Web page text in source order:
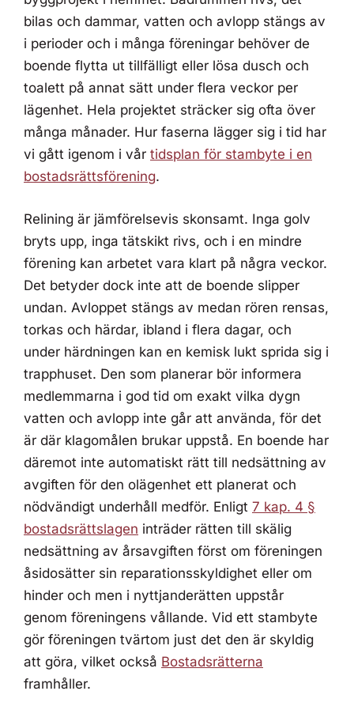
bilas och dammar, vatten och avlopp stängs av
i perioder och i många föreningar behöver de
boende flytta ut tillfälligt eller lösa dusch och
toalett på annat sätt under flera veckor per
lägenhet. Hela projektet sträcker sig ofta över
många månader. Hur faserna lägger sig i tid har
vi gått igenom i vår tidsplan för stambyte i en
bostadsrättsförening.
Relining är jämförelsevis skonsamt. Inga golv
bryts upp, inga tätskikt rivs, och i en mindre
förening kan arbetet vara klart på några veckor.
Det betyder dock inte att de boende slipper
undan. Avloppet stängs av medan rören rensas,
torkas och härdar, ibland i flera dagar, och
under härdningen kan en kemisk lukt sprida sig i
trapphuset. Den som planerar bör informera
medlemmarna i god tid om exakt vilka dygn
vatten och avlopp inte går att använda, för det
är där klagomålen brukar uppstå. En boende har
däremot inte automatiskt rätt till nedsättning av
avgiften för den olägenhet ett planerat och
nödvändigt underhåll medför. Enligt 7 kap. 4 §
bostadsrättslagen inträder rätten till skälig
nedsättning av årsavgiften först om föreningen
åsidosätter sin reparationsskyldighet eller om
hinder och men i nyttjanderätten uppstår
genom föreningens vållande. Vid ett stambyte
gör föreningen tvärtom just det den är skyldig
att göra, vilket också Bostadsrätterna
framhåller.